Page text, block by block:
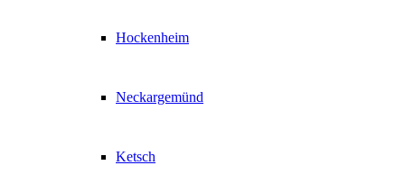
Hockenheim
Neckargemünd
Ketsch